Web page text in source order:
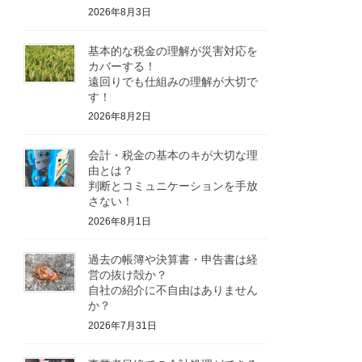
2026年8月3日
基本的な税金の理解が災害対応を
カバーする！
遠回りでも仕組みの理解が大切で
す！
2026年8月2日
会計・税金の基本のキが大切な理
由とは？
判断とコミュニケーションを手放
さない！
2026年8月1日
過去の帳簿や決算書・申告書は経
営の抜け殻か？
自社の紹介に不自由はありません
か？
2026年7月31日